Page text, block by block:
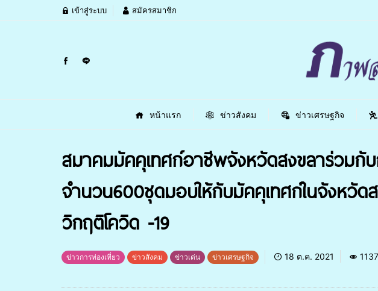
เข้าสู่ระบบ สมัครสมาชิก
หน้าแรก ข่าวสังคม ข่าวเศรษฐกิจ
สมาคมมัคคุเทศก์อาชีพจังหวัดสงขลาร่วม
จำนวน600ชุดมอบให้กับมัคคุเทศก์ในจังหวัด
วิกฤติโควิด -19
ข่าวการท่องเที่ยว ข่าวสังคม ข่าวเด่น ข่าวเศรษฐกิจ 18 ต.ค. 2021 1137